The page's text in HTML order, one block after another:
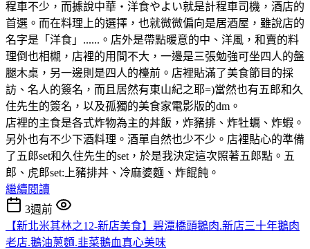
程車不少，而據說中華・洋食やよい就是計程車司機，酒店的
首選。而在料理上的選擇，也就微微偏向是居酒屋，雖說店的
名字是「洋食」......。店外是帶點暖意的中、洋風，和賣的料
理倒也相櫬，店裡的用間不大，一邊是三張勉強可坐四人的盤
腿木桌，另一邊則是四人的檯前。店裡貼滿了美食節目的採
訪、名人的簽名，而且居然有東山紀之耶=)當然也有五郎和久
住先生的簽名，以及孤獨的美食家電影版的dm。
店裡的主食是各式炸物為主的丼飯，炸豬排、炸牡蠣、炸蝦。
另外也有不少下酒料理。酒單自然也少不少。店裡貼心的準備
了五郎set和久住先生的set，於是我決定這次照著五郎點。五
郎、虎郎set:上豬排丼、冷麻婆麵、炸餛飩。
繼續閱讀
3週前
【新北米其林之12-新店美食】碧潭橋頭鵝肉.新店三十年鵝肉
老店.鵝油蔥麵.韭菜鵝血真心美味